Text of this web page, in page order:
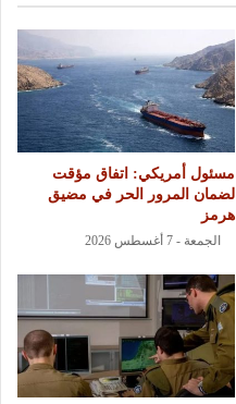
مسئول أمريكي: اتفاق مؤقت
لضمان المرور الحر في مضيق
هرمز
الجمعة - 7 أغسطس 2026